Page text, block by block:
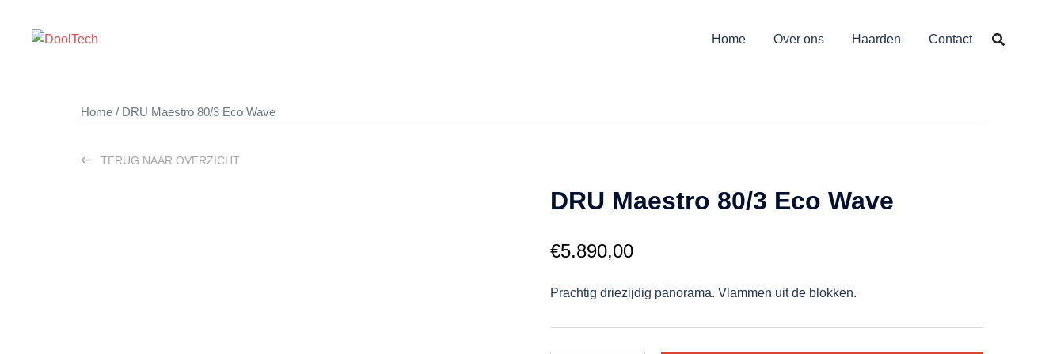
Home Over ons Haarden Contact
Home / DRU Maestro 80/3 Eco Wave
TERUG NAAR OVERZICHT
DRU Maestro 80/3 Eco Wave
€5.890,00
Prachtig driezijdig panorama. Vlammen uit de blokken.